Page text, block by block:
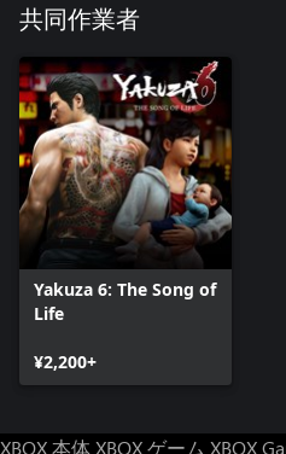
• 10万円
• 虹饅頭 x2（全ステータスの経験
• スタミナンロイヤル（体力とヒー
共同作業者
Yakuza 6: The Song of
Life
¥2,200+
XBOX 本体XBOX ゲーム XBOX